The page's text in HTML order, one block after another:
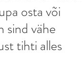
osta või
sind vähe
tihti alles